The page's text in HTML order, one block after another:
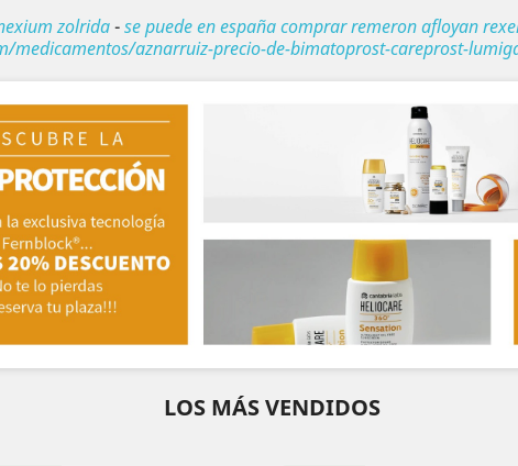
zolrida-se puede en españa comprar remeron afloyan
medicamentos/aznarruiz-precio-de-bimatoprost-careprost-
LOS MÁS VENDIDOS